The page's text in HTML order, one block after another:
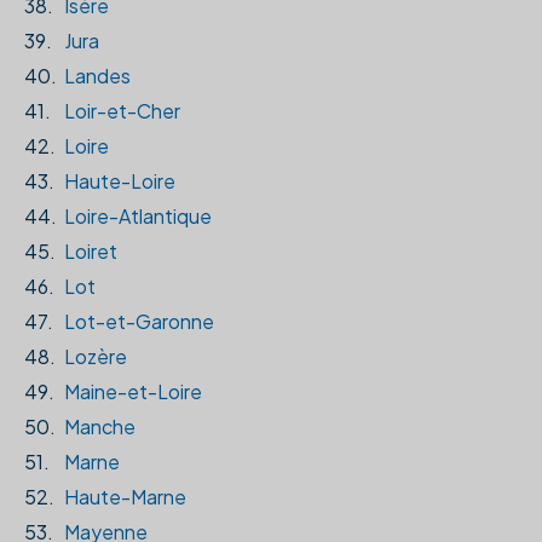
38.
Isère
39.
Jura
40. Landes
41.
Loir-et-Cher
42. Loire
43. Haute-Loire
44. Loire-Atlantique
45. Loiret
46. Lot
47. Lot-et-Garonne
48. Lozère
49. Maine-et-Loire
50. Manche
51.
Marne
52. Haute-Marne
53. Mayenne